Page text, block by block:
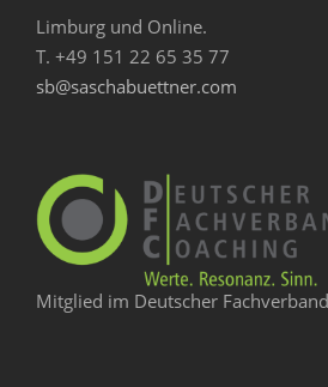
Limburg und Online.
T. +49 151 22 65 35 77
sb@saschabuettner.com
Mitglied im Deutscher